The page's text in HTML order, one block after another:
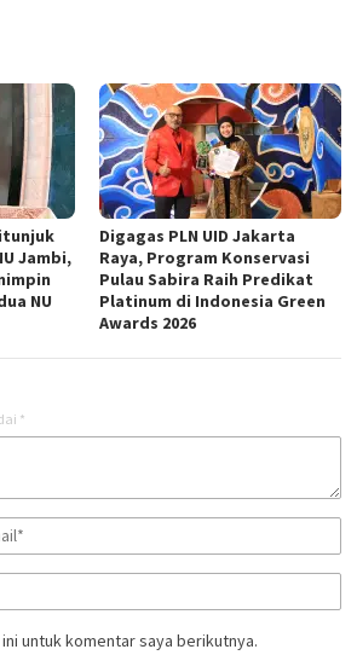
Jambi,
NU
Digagas PLN UID Jakarta
Raya, Program Konservasi
Pulau Sabira Raih Predikat
Platinum di Indonesia Green
Awards 2026
*
untuk komentar saya berikutnya.